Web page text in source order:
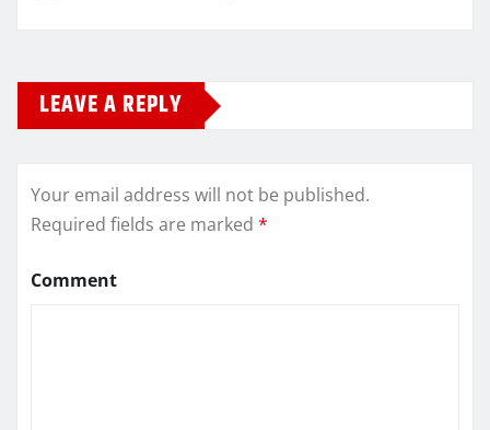
LEAVE A REPLY
Your email address will not be published.
Required fields are marked *
Comment